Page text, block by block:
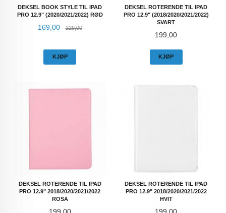
DEKSEL BOOK STYLE TIL IPAD
PRO 12.9" (2020/2021/2022) RØD
Tilbud
169,00 229,00Rabatt
KJØP
DEKSEL ROTERENDE TIL IPAD
PRO 12.9" (2018/2020/2021/2022)
SVART
Pris
199,00
KJØP
DEKSEL ROTERENDE TIL IPAD
PRO 12.9" 2018/2020/2021/2022
ROSA
Pris
DEKSEL ROTERENDE TIL IPAD
PRO 12.9" 2018/2020/2021/2022
HVIT
Pris